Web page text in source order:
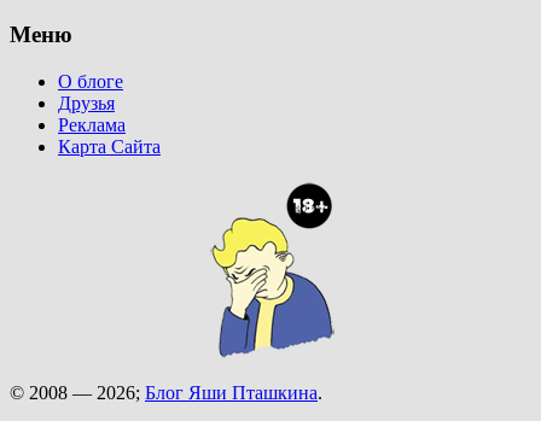
Меню
О блоге
Друзья
Реклама
Карта Сайта
© 2008 — 2026; Блог Яши Пташкина.